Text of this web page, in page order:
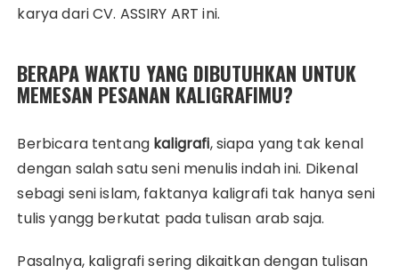
karya dari CV. ASSIRY ART ini.
BERAPA WAKTU YANG DIBUTUHKAN UNTUK
MEMESAN PESANAN KALIGRAFIMU?
Berbicara tentang kaligrafi, siapa yang tak kenal
dengan salah satu seni menulis indah ini. Dikenal
sebagi seni islam, faktanya kaligrafi tak hanya seni
tulis yangg berkutat pada tulisan arab saja.
Pasalnya, kaligrafi sering dikaitkan dengan tulisan